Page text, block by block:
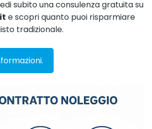
subito una consulenza gratuita su
e scopri quanto puoi risparmiare
tradizionale.